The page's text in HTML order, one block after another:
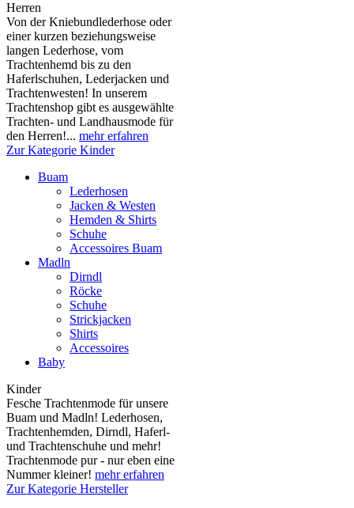
Herren
Von der Kniebundlederhose oder
einer kurzen beziehungsweise
langen Lederhose, vom
Trachtenhemd bis zu den
Haferlschuhen, Lederjacken und
Trachtenwesten! In unserem
Trachtenshop gibt es ausgewählte
Trachten- und Landhausmode für
den Herren!... mehr erfahren
Zur Kategorie Kinder
Buam
Lederhosen
Jacken & Westen
Hemden & Shirts
Schuhe
Accessoires Buam
Madln
Dirndl
Röcke
Schuhe
Strickjacken
Shirts
Accessoires
Baby
Kinder
Fesche Trachtenmode für unsere
Buam und Madln! Lederhosen,
Trachtenhemden, Dirndl, Haferl-
und Trachtenschuhe und mehr!
Trachtenmode pur - nur eben eine
Nummer kleiner! mehr erfahren
Zur Kategorie Hersteller